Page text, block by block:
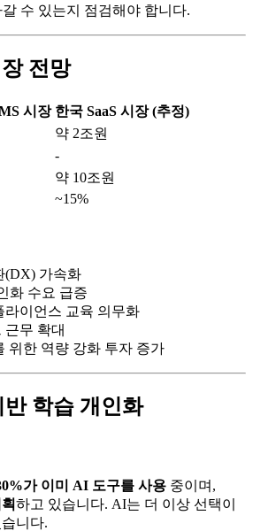
수 있는지 점검해야 합니다.
전망
시장 한국 SaaS 시장 (추정)
약 2조원
-
약 10조원
~15%
(DX) 가속화
화 수요 급증
라이언스 교육 의무화
근무 확대
위한 역량 강화 투자 증가
학습 개인화
가 이미 AI 도구를 사용 중이며,
하고 있습니다. AI는 더 이상 선택이
니다.